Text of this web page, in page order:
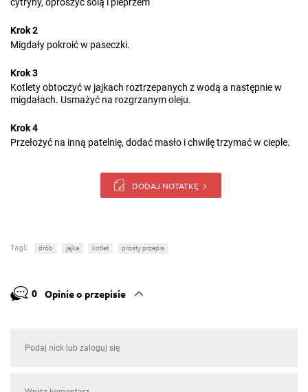
Krok 2
Migdały pokroić w paseczki.
Krok 3
Kotlety obtoczyć w jajkach roztrzepanych z wodą a następnie w
migdałach. Usmażyć na rozgrzanym oleju.
Krok 4
Przełożyć na inną patelnię, dodać masło i chwilę trzymać w cieple.
DODAJ NOTATKĘ
Tagi: drób jajka kotlet prosty przepis
0 Opinie o przepisie